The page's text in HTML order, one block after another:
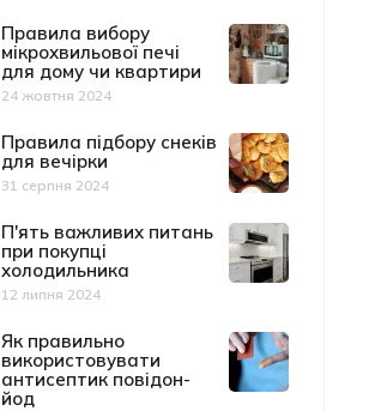
Правила вибору
мікрохвильової печі
для дому чи квартири
Дата публікації
24 жовтня 2024
Правила підбору снеків
для вечірки
Дата публікації
31 серпня 2024
П'ять важливих питань
при покупці
холодильника
Дата публікації
12 липня 2024
Як правильно
використовувати
антисептик повідон-
йод